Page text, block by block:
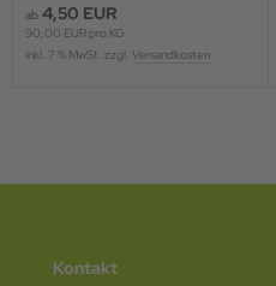
ab 4,50 EUR
90,00 EUR pro KG
inkl. 7 % MwSt. zzgl. Versandkosten
Kontakt